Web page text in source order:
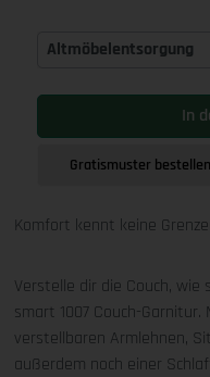
Altmöbelentsorgung
In
Gratismuster bestellen
Komfort kennt keine
Verstelle dir die Couch,
smart 1007 Couch-
verstellbaren Armlehnen,
außerdem noch einer